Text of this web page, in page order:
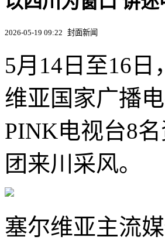
2026-05-19 09:22 封面新闻
5月14日至16
维亚国家广播
PINK电视台8
团来川采风。
塞尔维亚主流